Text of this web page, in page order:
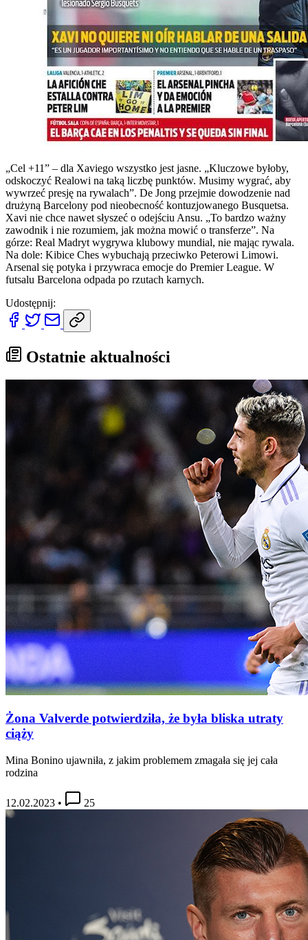
„Cel +11” – dla Xaviego wszystko jest jasne. „Kluczowe byłoby,
odskoczyć Realowi na taką liczbę punktów. Musimy wygrać, aby
wywrzeć presję na rywalach”. De Jong przejmie dowodzenie nad
drużyną Barcelony pod nieobecność kontuzjowanego Busquetsa.
Xavi nie chce nawet słyszeć o odejściu Ansu. „To bardzo ważny
zawodnik i nie rozumiem, jak można mowić o transferze”. Na
górze: Real Madryt wygrywa klubowy mundial, nie mając rywala.
Na dole: Kibice Ches wybuchają przeciwko Peterowi Limowi.
Arsenal się potyka i przywraca emocje do Premier League. W
futsalu Barcelona odpada po rzutach karnych.
Udostępnij:
Ostatnie aktualności
Żona Valverde potwierdziła, że była bliska utraty
ciąży
Mina Bonino ujawniła, z jakim problemem zmagała się jej cała
rodzina
12.02.2023 • 25